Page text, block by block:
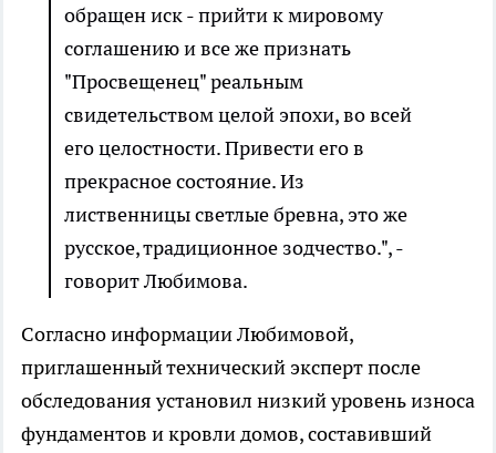
обращен иск - прийти к мировому
соглашению и все же признать
"Просвещенец" реальным
свидетельством целой эпохи, во всей
его целостности. Привести его в
прекрасное состояние. Из
лиственницы светлые бревна, это же
русское, традиционное зодчество.", -
говорит Любимова.
Согласно информации Любимовой,
приглашенный технический эксперт после
обследования установил низкий уровень износа
фундаментов и кровли домов, составивший